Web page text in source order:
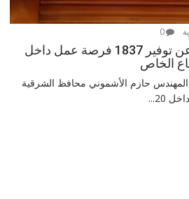
0
محافظ الشرقية:يعلن عن توفير 1837 فرصة عمل داخل
حازم الأشموني محافظ الشرقية